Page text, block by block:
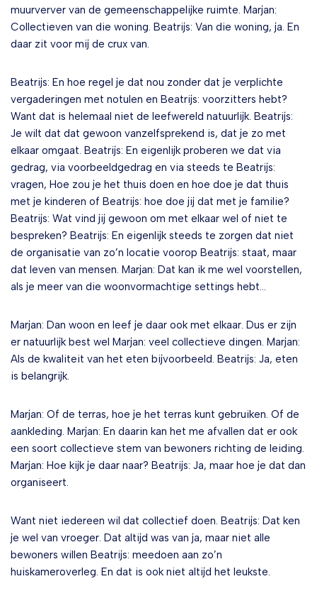
muurverver van de gemeenschappelijke ruimte. Marjan:
Collectieven van die woning. Beatrijs: Van die woning, ja. En
daar zit voor mij de crux van.
Beatrijs: En hoe regel je dat nou zonder dat je verplichte
vergaderingen met notulen en Beatrijs: voorzitters hebt?
Want dat is helemaal niet de leefwereld natuurlijk. Beatrijs:
Je wilt dat dat gewoon vanzelfsprekend is, dat je zo met
elkaar omgaat. Beatrijs: En eigenlijk proberen we dat via
gedrag, via voorbeeldgedrag en via steeds te Beatrijs:
vragen, Hoe zou je het thuis doen en hoe doe je dat thuis
met je kinderen of Beatrijs: hoe doe jij dat met je familie?
Beatrijs: Wat vind jij gewoon om met elkaar wel of niet te
bespreken? Beatrijs: En eigenlijk steeds te zorgen dat niet
de organisatie van zo’n locatie voorop Beatrijs: staat, maar
dat leven van mensen. Marjan: Dat kan ik me wel voorstellen,
als je meer van die woonvormachtige settings hebt…
Marjan: Dan woon en leef je daar ook met elkaar. Dus er zijn
er natuurlijk best wel Marjan: veel collectieve dingen. Marjan:
Als de kwaliteit van het eten bijvoorbeeld. Beatrijs: Ja, eten
is belangrijk.
Marjan: Of de terras, hoe je het terras kunt gebruiken. Of de
aankleding. Marjan: En daarin kan het me afvallen dat er ook
een soort collectieve stem van bewoners richting de leiding.
Marjan: Hoe kijk je daar naar? Beatrijs: Ja, maar hoe je dat dan
organiseert.
Want niet iedereen wil dat collectief doen. Beatrijs: Dat ken
je wel van vroeger. Dat altijd was van ja, maar niet alle
bewoners willen Beatrijs: meedoen aan zo’n
huiskameroverleg. En dat is ook niet altijd het leukste.